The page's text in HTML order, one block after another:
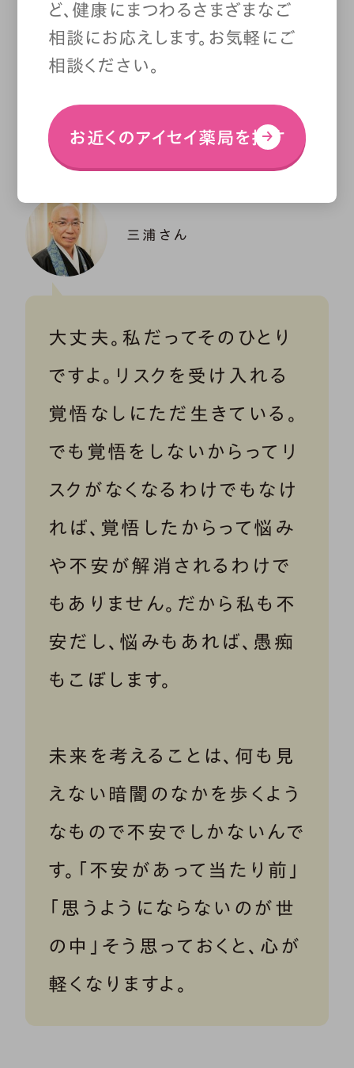
―覚悟ですか……。覚悟なんてで
た。
三浦さん
大丈夫。私だってそのひとり
ですよ。リスクを受け入れる
覚悟なしにただ生きている。
でも覚悟をしないからってリ
スクがなくなるわけでもなけ
れば、覚悟したからって悩み
や不安が解消されるわけで
もありません。だから私も不
安だし、悩みもあれば、愚痴
もこぼします。
未来を考えることは、何も見
えない暗闇のなかを歩くよう
なもので不安でしかないんで
す。「不安があって当たり前」
「思うようにならないのが世
の中」そう思っておくと、心が
軽くなりますよ。
ど、健康にまつわるさまざまなご
相談にお応えします。お気軽にご
相談ください。
お近くのアイセイ薬局を探す